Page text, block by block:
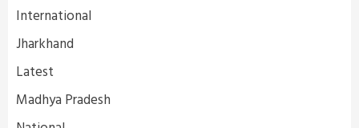
International
Jharkhand
Latest
Madhya Pradesh